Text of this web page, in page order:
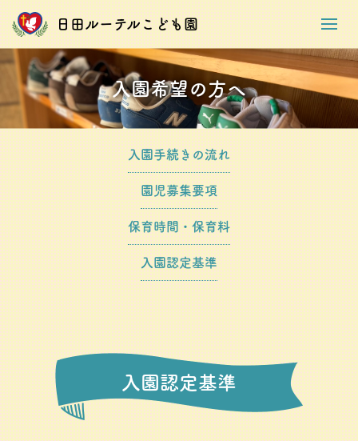
日田ルーテルこども園
入園希望の方へ
入園手続きの流れ
園児募集要項
保育時間・保育料
入園認定基準
入園認定基準